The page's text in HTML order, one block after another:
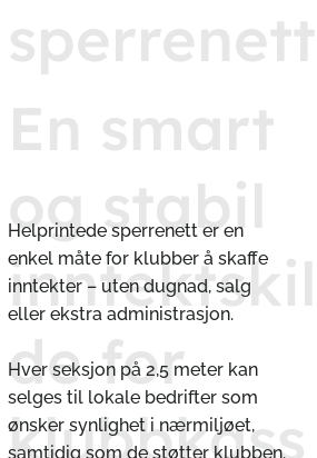
sperrenett
En smart
og stabil
inntektskil
de for
klubbkass
Helprintede sperrenett er en
enkel måte for klubber å skaffe
inntekter – uten dugnad, salg
eller ekstra administrasjon.
Hver seksjon på 2,5 meter kan
selges til lokale bedrifter som
ønsker synlighet i nærmiljøet,
samtidig som de støtter klubben.